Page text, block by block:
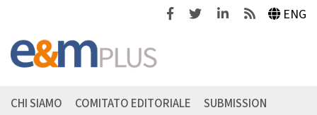
FacebookTwitterLinkedinFeeds ENG
CHI SIAMO COMITATO EDITORIALE
SUBMISSION